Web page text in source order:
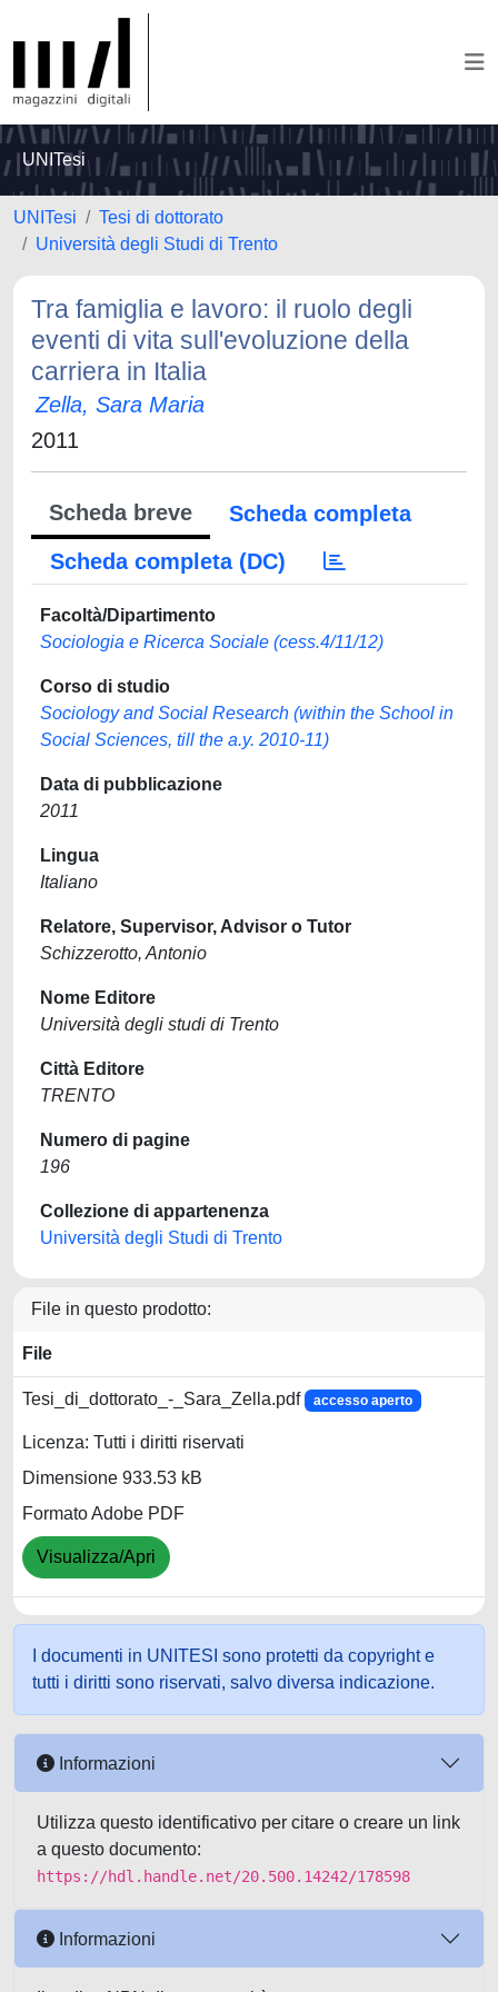
UNITesi
UNITesi
Tesi di dottorato
Università degli Studi di Trento
Tra famiglia e lavoro: il ruolo degli
eventi di vita sull'evoluzione della
carriera in Italia
Zella, Sara Maria
2011
Scheda breve
Scheda completa
Scheda completa (DC)
Facoltà/Dipartimento
Sociologia e Ricerca Sociale (cess.4/11/12)
Corso di studio
Sociology and Social Research (within the School in
Social Sciences, till the a.y. 2010-11)
Data di pubblicazione
2011
Lingua
Italiano
Relatore, Supervisor, Advisor o Tutor
Schizzerotto, Antonio
Nome Editore
Università degli studi di Trento
Città Editore
TRENTO
Numero di pagine
196
Collezione di appartenenza
Università degli Studi di Trento
File in questo prodotto:
File
Tesi_di_dottorato_-_Sara_Zella.pdf accesso aperto
Licenza: Tutti i diritti riservati
Dimensione 933.53 kB
Formato Adobe PDF
Visualizza/Apri
I documenti in UNITESI sono protetti da copyright e
tutti i diritti sono riservati, salvo diversa indicazione.
Informazioni
Utilizza questo identificativo per citare o creare un link
a questo documento:
https://hdl.handle.net/20.500.14242/178598
Informazioni